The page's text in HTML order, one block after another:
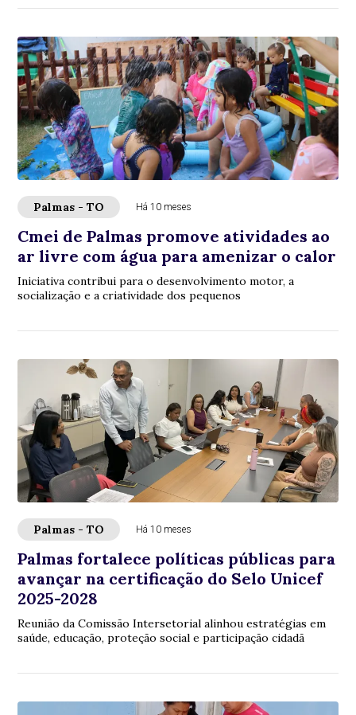
Palmas - TO Há 10 meses
Cmei de Palmas promove atividades ao
ar livre com água para amenizar o calor
Iniciativa contribui para o desenvolvimento motor, a
socialização e a criatividade dos pequenos
Palmas - TO Há 10 meses
Palmas fortalece políticas públicas para
avançar na certificação do Selo Unicef
2025-2028
Reunião da Comissão Intersetorial alinhou estratégias em
saúde, educação, proteção social e participação cidadã